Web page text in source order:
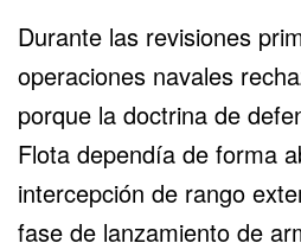
Durante las revisiones
operaciones navales
porque la doctrina de
Flota dependía de forma
intercepción de rango
fase de lanzamiento de